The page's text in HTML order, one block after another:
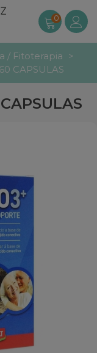
0
/ Fitoterapia >
CAPSULAS